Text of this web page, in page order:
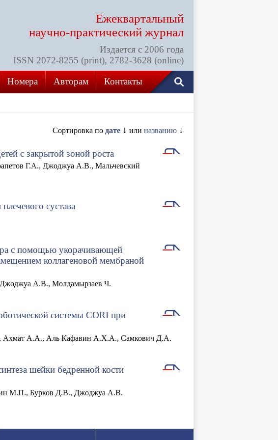
Ежеквартальный
научно-практический журнал
Издается с 2006 года
ISSN 2072-8255 (print), 2782-3628 (online)
Номера Авторам Контакты
Сортировка по дате ↓ или названию ↓
с закрытой зоной роста
Г.А., Джоджуа А.В., Мальчевский
сустава
с помощью укорачивающей
коллагеновой мембраной
А.В., Молдамырзаев Ч.
системы CORI при
Ахмат А.А., Аль Кафавин А.Х.А., Самкович Д.А.
шейки бедренной кости
М.П., Бурков Д.В., Джоджуа А.В.